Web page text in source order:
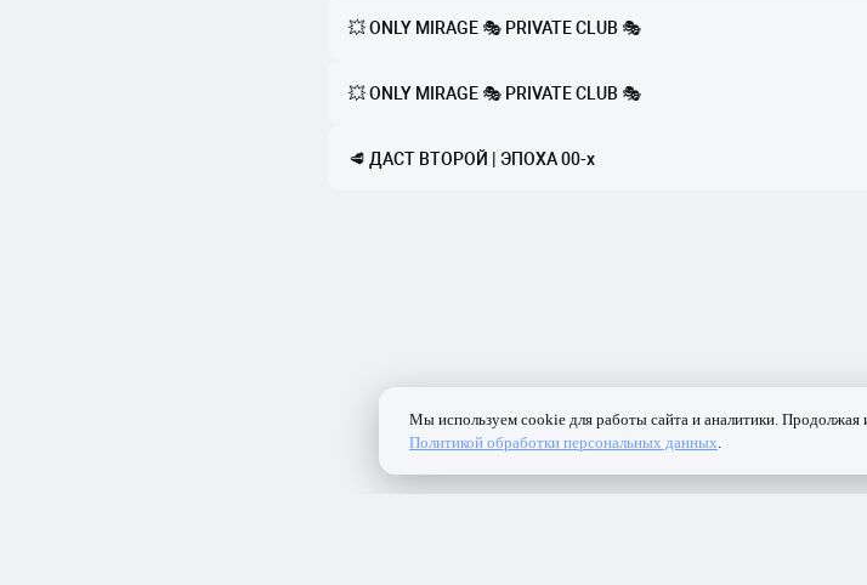
💥 ONLY MIRAGE 🎭 PRIVATE CLUB 🎭
💥 ONLY MIRAGE 🎭 PRIVATE CLUB 🎭
🥩 ДАСТ ВТОРОЙ | ЭПОХА 00-x